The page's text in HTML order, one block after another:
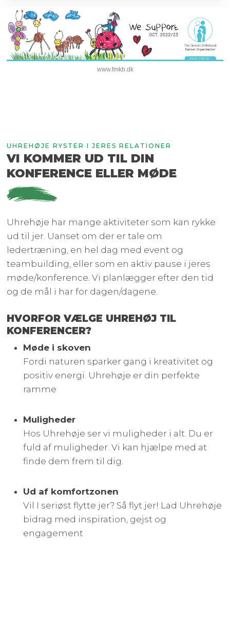
www.fmkb.dk
UHREHØJE RYSTER I JERES RELATIONER
VI KOMMER UD TIL DIN
KONFERENCE ELLER MØDE
Uhrehøje har mange aktiviteter som kan rykke
ud til jer. Uanset om der er tale om
ledertræning, en hel dag med event og
teambuilding, eller som en aktiv pause i jeres
møde/konference. Vi planlægger efter den tid
og de mål i har for dagen/dagene.
HVORFOR VÆLGE UHREHØJ TIL
KONFERENCER?
Møde i skoven
​Fordi naturen sparker gang i kreativitet og
positiv energi. Uhrehøje er din perfekte
ramme
Muligheder
​Hos Uhrehøje ser vi muligheder i alt. Du er
fuld af muligheder. Vi kan hjælpe med at
finde dem frem til dig.
Ud af komfortzonen
​Vil I seriøst flytte jer? Så flyt jer! Lad Uhrehøje
bidrag med inspiration, gejst og
engagement